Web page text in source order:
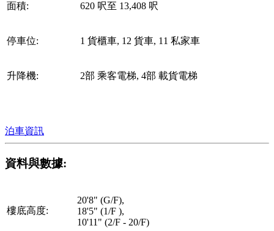
面積: 620 呎至 13,408 呎
停車位: 1 貨櫃車, 12 貨車, 11 私家車
升降機: 2部 乘客電梯, 4部 載貨電梯
泊車資訊
資料與數據:
樓底高度:
20'8" (G/F),
18'5" (1/F ),
10'11" (2/F - 20/F)